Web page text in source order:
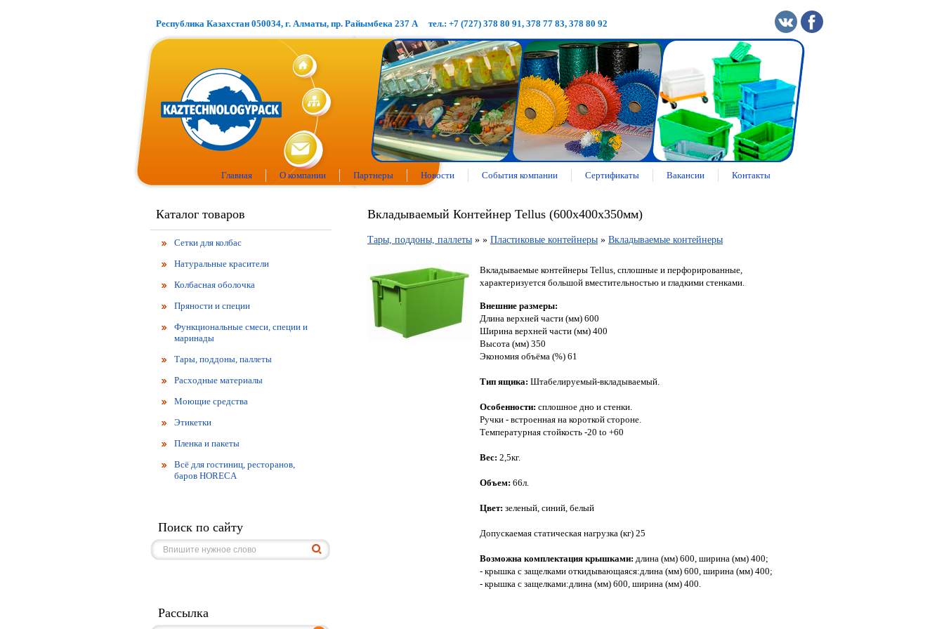
Республика Казахстан 050034, г. Алматы, пр. Райымбека 237 А тел.: +7 (727) 378 80 91, 378 77 83, 378 80 92
Главная О компании Партнеры Новости События компании Сертификаты Вакансии Контакты
Вкладываемый Контейнер Tellus (600х400х350мм)
Тары, поддоны, паллеты » » Пластиковые контейнеры » Вкладываемые контейнеры
Вкладываемые контейнеры Tellus, сплошные и перфорированные,
характеризуется большой вместительностью и гладкими стенками.
Внешние размеры:
Длина верхней части (мм) 600
Ширина верхней части (мм) 400
Высота (мм) 350
Экономия объёма (%) 61
Тип ящика: Штабелируемый-вкладываемый.
Особенности: сплошное дно и стенки.
Ручки - встроенная на короткой стороне.
Температурная стойкость -20 to +60
Вес: 2,5кг.
Объем: 66л.
Цвет: зеленый, синий, белый
Допускаемая статическая нагрузка (кг) 25
Возможна комплектация крышками: длина (мм) 600, ширина (мм) 400;
- крышка с защелками откидывающаяся:длина (мм) 600, ширина (мм) 400;
- крышка с защелками:длина (мм) 600, ширина (мм) 400.
Каталог товаров
Сетки для колбас
Натуральные красители
Колбасная оболочка
Пряности и специи
Функциональные смеси, специи и
маринады
Тары, поддоны, паллеты
Расходные материалы
Моющие средства
Этикетки
Пленка и пакеты
Всё для гостиниц, ресторанов,
баров HORECA
Поиск по сайту
Рассылка